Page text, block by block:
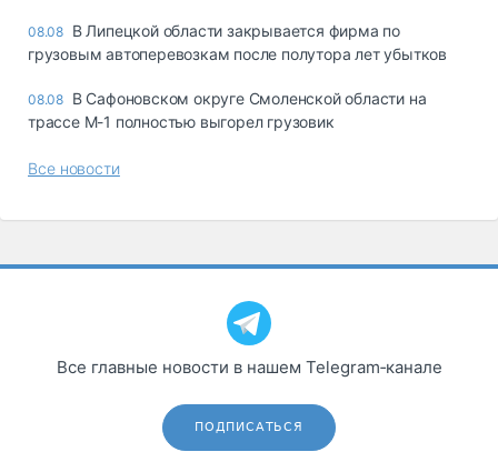
08.08 В Липецкой области закрывается фирма по
грузовым автоперевозкам после полутора лет убытков
08.08 В Сафоновском округе Смоленской области на
трассе М-1 полностью выгорел грузовик
Все новости
Все главные новости в нашем Telegram‑канале
ПОДПИСАТЬСЯ